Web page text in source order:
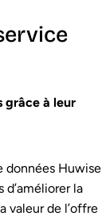
grâce à leur
données Huwise
la
valeur de l’offre